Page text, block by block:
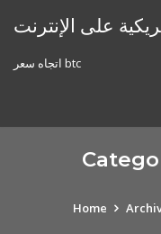
على الإنترنت
اتجاه سعر btc
Home